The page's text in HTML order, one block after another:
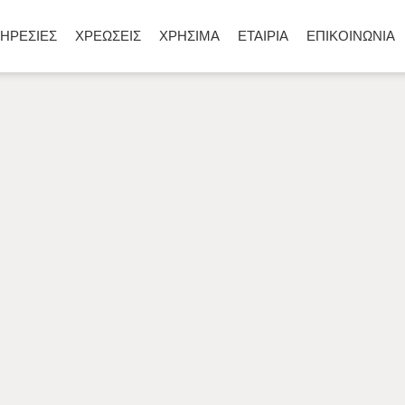
ΧΡΕΩΣΕΙΣ ΧΡΗΣΙΜΑ ΕΤΑΙΡΙΑ ΕΠΙΚΟΙΝΩΝΙΑ